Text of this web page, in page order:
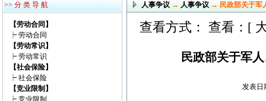
>> 分 类 导 航
【劳动合同】
┝ 劳动合同
【劳动常识】
┝ 劳动常识
【社会保险】
┝ 社会保险
【竞业限制】
┝ 竞业限制
人事争议→ 人事争议→ 民政部关于军
查看方式： 查看：[
民政部关于军
发表日